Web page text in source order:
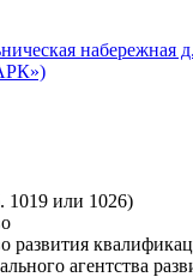
набережная
1019 или 1026)
развития
агентства